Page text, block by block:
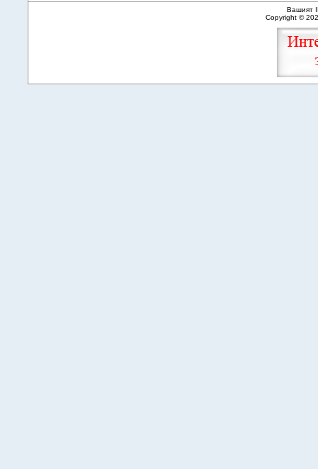
Вашият
Copyright ©